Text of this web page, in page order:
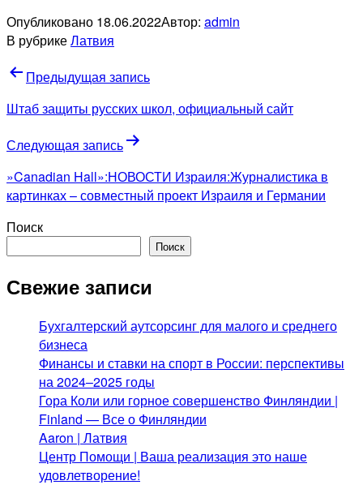
Опубликовано 18.06.2022Автор: admin
В рубрикеЛатвия
Навигация
по
Предыдущая запись
Штаб защиты русских школ, официальный сайт
Следующая запись
»Canadian Hall»:НОВОСТИ Израиля:Журналистика в
картинках – совместный проект Израиля и Германии
Поиск
Поиск
Свежие записи
Бухгалтерский аутсорсинг для малого и среднего
бизнеса
Финансы и ставки на спорт в России: перспективы
на 2024–2025 годы
Гора Коли или горное совершенство Финляндии |
Finland — Все о Финляндии
Aaron | Латвия
Центр Помощи | Ваша реализация это наше
удовлетворение!